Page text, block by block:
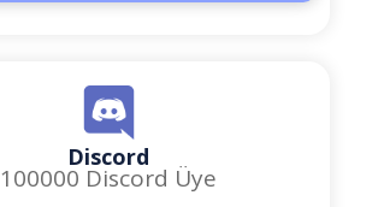
Discord
100000 Discord Üye